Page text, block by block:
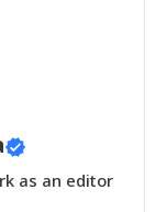
as an editor